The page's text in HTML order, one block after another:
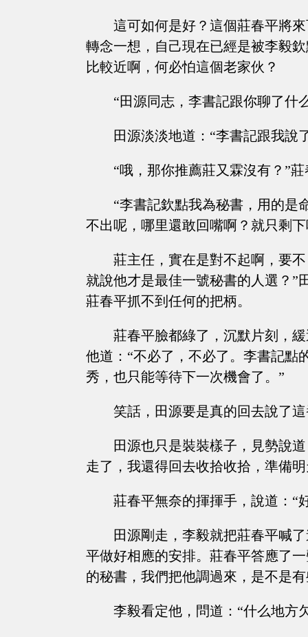
這可如何是好？這個莊春平將
轉念一想，自己現在已經是被李毅
比較近啊，何必怕這個老家伙？
“田源同志，李書記跟你聊了什
田源淡淡地道：“李書記跟我說
“哦，那你推薦莊又霖沒有？”
“李書記欽點我為秘書，用的是
不出呢，哪里還敢回嘴啊？就只剩
莊主任，實在是對不起啊，要
就說他才是最佳一號秘書的人選？”
莊春平抓不到任何的把柄。
莊春平臉都綠了，沉默片刻，
他道：“不必了，不必了。李書記點
秀，也只能等待下一次機會了。”
笑話，田源要是真的回去說了
田源也只是裝裝樣子，見勢說
走了，我還得回去收拾收拾，準備
莊春平無奈的揮揮手，說道：“
田源剛走，李毅就把莊春平喊
平做好相應的安排。莊春平答應了
的秘書，我們把他調過來，是不是
李毅看定他，問道：“什么地方